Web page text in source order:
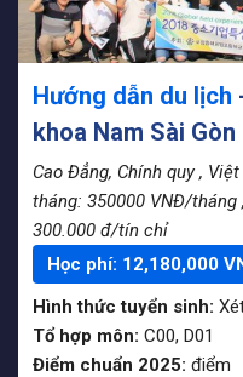
Hướng dẫn du lịch
khoa Nam Sài Gòn
Cao Đẳng, Chính quy ,
tháng: 350000 VNĐ/tháng
300.000 đ/tín chỉ
Học phí: 12,180,000
Hình thức tuyển sinh:
Tổ hợp môn: C00, D01
Điểm chuẩn 2025: điểm